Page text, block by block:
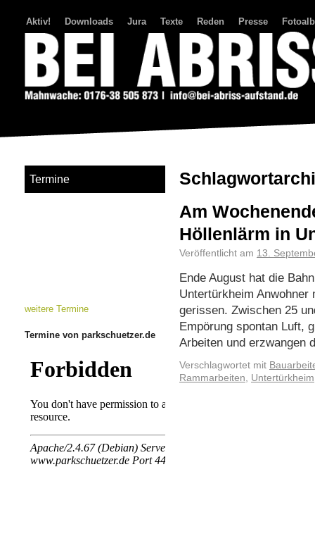
Aktiv! Downloads Jura Texte Reden Presse
Am
Höllenlärm in
Veröffentlicht am 13.
Ende August hat die
Untertürkheim
gerissen. Zwischen 25
Empörung spontan Luft,
Arbeiten und
Verschlagwortet mit
Rammarbeiten, Untertürkheim
Termine
weitere Termine
Termine von parkschuetzer.de